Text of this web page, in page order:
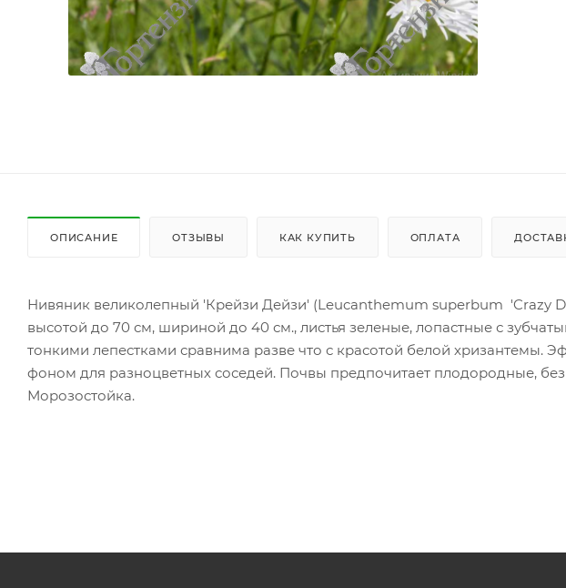
ОПИСАНИЕ ОТЗЫВЫ КАК КУПИТЬ ОПЛАТА
Нивяник великолепный 'Крейзи Дейзи' (Leucanthemum superbum 'Crazy
высотой до 70 см, шириной до 40 см., листья зеленые, лопастные с
тонкими лепестками сравнима разве что с красотой белой хризантемы.
фоном для разноцветных соседей. Почвы предпочитает плодородные,
Морозостойка.